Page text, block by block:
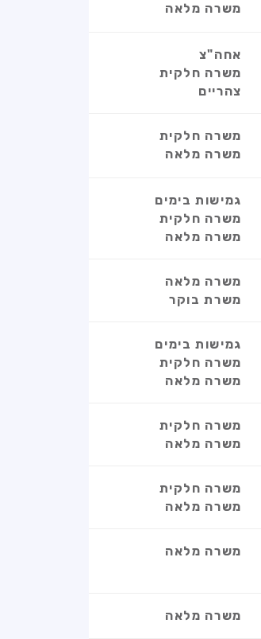
משרה מלאה
אחה"צ
משרה חלקית
צהריים
משרה חלקית
משרה מלאה
גמישות בימים
משרה חלקית
משרה מלאה
משרה מלאה
משרת בוקר
גמישות בימים
משרה חלקית
משרה מלאה
משרה חלקית
משרה מלאה
משרה חלקית
משרה מלאה
משרה מלאה
משרה מלאה